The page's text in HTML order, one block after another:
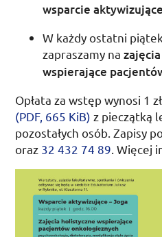
wsparcie
W każdy ostatni
zapraszamy na
wspierające
Opłata za wstęp wynosi 1zł
(PDF, 665 KiB) z pieczątką
pozostałych osób. Zapisy
oraz 32 432 74 89 . Więcej